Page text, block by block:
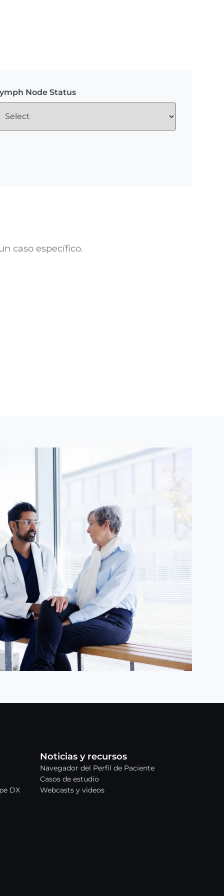
Node Status
caso específico.
DX
Noticias y recursos
Navegador del Perfil de Paciente
Casos de estudio
Webcasts y videos